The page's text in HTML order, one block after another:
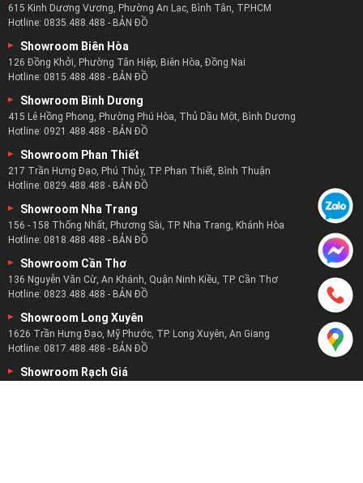
615 Kinh Dương Vương, Phường An Lạc, Bình Tân, TP.HCM
Hotline: 0835.488.488 - BẢN ĐỒ
Showroom Biên Hòa
126 Đồng Khởi, Phường Tân Hiệp, Biên Hòa, Đồng Nai
Hotline: 0815.488.488 - BẢN ĐỒ
Showroom Bình Dương
415 Lê Hồng Phong, Phường Phú Hòa, Thủ Dầu Một, Bình Dương
Hotline: 0921.488.488 - BẢN ĐỒ
Showroom Phan Thiết
217 Trần Hưng Đạo, Phú Thủy, TP. Phan Thiết, Bình Thuận
Hotline: 0829.488.488 - BẢN ĐỒ
Showroom Nha Trang
156 - 158 Thống Nhất, Phương Sài, TP. Nha Trang, Khánh Hòa
Hotline: 0818.488.488 - BẢN ĐỒ
Showroom Cần Thơ
136 Nguyễn Văn Cừ, An Khánh, Quận Ninh Kiều, TP. Cần Thơ
Hotline: 0823.488.488 - BẢN ĐỒ
Showroom Long Xuyên
1626 Trần Hưng Đạo, Mỹ Phước, TP. Long Xuyên, An Giang
Hotline: 0817.488.488 - BẢN ĐỒ
Showroom Rạch Giá